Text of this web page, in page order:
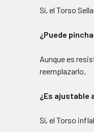
Sí, el Torso
¿Puede
Aunque es
reemplazarlo.
¿Es ajustable
Sí, el Torso